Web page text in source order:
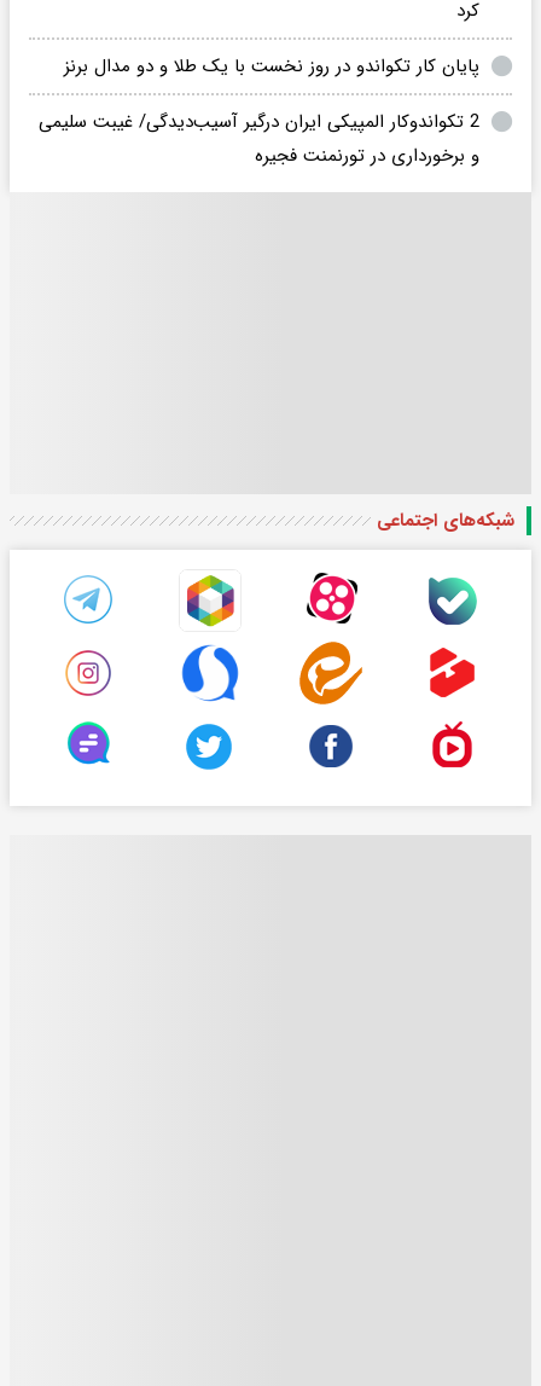
کرد
پایان کار تکواندو در روز نخست با یک طلا و دو مدال برنز
2 تکواندوکار المپیکی ایران درگیر آسیب‌دیدگی/ غیبت سلیمی
و برخورداری در تورنمنت فجیره
شبکه‌های اجتماعی